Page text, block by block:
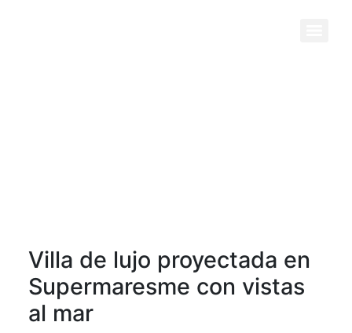
Villa de lujo proyectada en
Supermaresme con vistas
al mar